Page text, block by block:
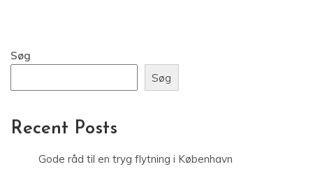
Søg
Søg
Recent Posts
Gode råd til en tryg flytning i København